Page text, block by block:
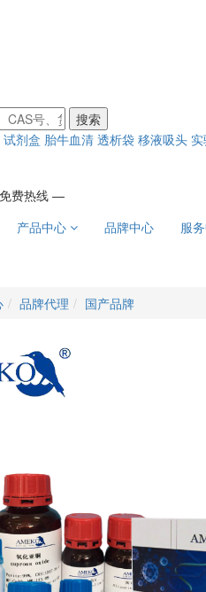
搜索
试剂盒 胎牛血清 透析袋 移液吸头
费热线 —
产品中心 品牌中心 服
品牌代理 国产品牌